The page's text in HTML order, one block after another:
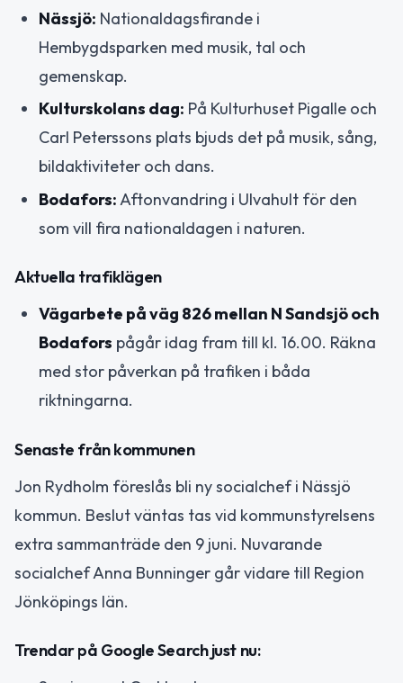
Nässjö: Nationaldagsfirande i
Hembygdsparken med musik, tal och
gemenskap.
Kulturskolans dag: På Kulturhuset Pigalle och
Carl Peterssons plats bjuds det på musik, sång,
bildaktiviteter och dans.
Bodafors:Aftonvandring i Ulvahult för den
som vill fira nationaldagen i naturen.
Aktuella trafiklägen
Vägarbete på väg 826 mellan N Sandsjö och
Bodafors pågår idag fram till kl. 16.00. Räkna
med stor påverkan på trafiken i båda
riktningarna.
Senaste från kommunen
Jon Rydholm föreslås bli ny socialchef i Nässjö
kommun. Beslut väntas tas vid kommunstyrelsens
extra sammanträde den 9 juni. Nuvarande
socialchef Anna Bunninger går vidare till Region
Jönköpings län.
Trendar på Google Search just nu: